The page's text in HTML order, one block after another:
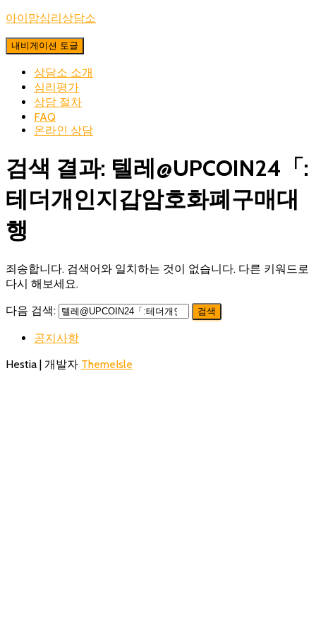
아이맘심리상담소
내비게이션 토글
상담소 소개
심리평가
상담 절차
FAQ
온라인 상담
검색 결과: 텔레@UPCOIN24「:
테더개인지갑암호화폐구매대
행
죄송합니다. 검색어와 일치하는 것이 없습니다. 다른 키워드로
다시 해보세요.
다음 검색:
공지사항
Hestia | 개발자 ThemeIsle